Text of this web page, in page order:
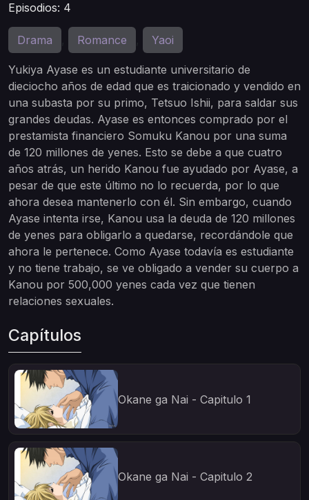
Episodios: 4
Drama Romance Yaoi
Yukiya Ayase es un estudiante universitario de
dieciocho años de edad que es traicionado y vendido en
una subasta por su primo, Tetsuo Ishii, para saldar sus
grandes deudas. Ayase es entonces comprado por el
prestamista financiero Somuku Kanou por una suma
de 120 millones de yenes. Esto se debe a que cuatro
años atrás, un herido Kanou fue ayudado por Ayase, a
pesar de que este último no lo recuerda, por lo que
ahora desea mantenerlo con él. Sin embargo, cuando
Ayase intenta irse, Kanou usa la deuda de 120 millones
de yenes para obligarlo a quedarse, recordándole que
ahora le pertenece. Como Ayase todavía es estudiante
y no tiene trabajo, se ve obligado a vender su cuerpo a
Kanou por 500,000 yenes cada vez que tienen
relaciones sexuales.
Capítulos
Okane ga Nai - Capitulo 1
Okane ga Nai - Capitulo 2